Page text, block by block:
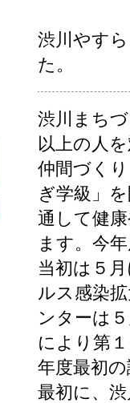
渋川やす
た。
渋川まち
以上の人
仲間づく
ぎ学級」
通して健
ます。今
当初は５
ルス感染
ンターは
により第
年度最初
最初に、